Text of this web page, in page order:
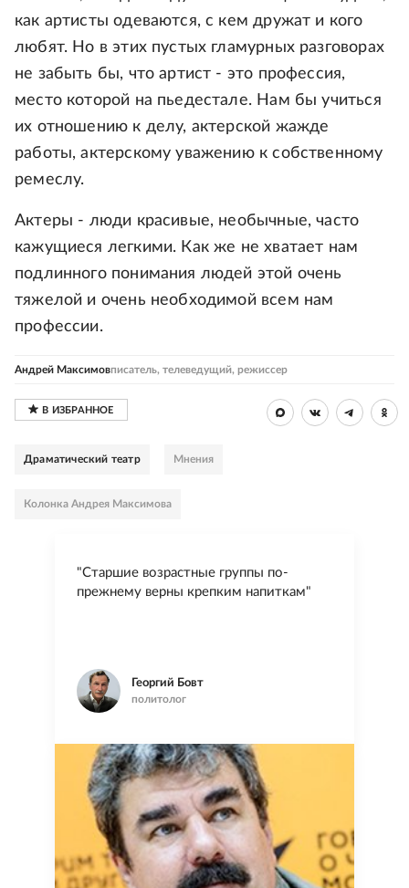
как артисты одеваются, с кем дружат и кого
любят. Но в этих пустых гламурных разговорах
не забыть бы, что артист - это профессия,
место которой на пьедестале. Нам бы учиться
их отношению к делу, актерской жажде
работы, актерскому уважению к собственному
ремеслу.
Актеры - люди красивые, необычные, часто
кажущиеся легкими. Как же не хватает нам
подлинного понимания людей этой очень
тяжелой и очень необходимой всем нам
профессии.
Андрей Максимовписатель, телеведущий, режиссер
Драматический театр Мнения
Колонка Андрея Максимова
"Старшие возрастные группы по-
прежнему верны крепким напиткам"
Георгий Бовт
политолог